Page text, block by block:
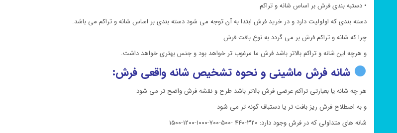
• دستبه بندی فرش بر اساس شانه و تراکم
دسته بندی که اولولیت دارد و در خرید فرش ابتدا به آن توجه می شود دسته بندی بر اساس شانه و تراکم می باشد.
چرا که شانه و تراکم فرش بر می گردد به نوع بافت فرش
و هرچه این شانه و تراکم بالاتر باشد فرش ما مرغوب تر خواهد بود و جنس بهتری خواهد داشت.
شانه فرش ماشینی و نحوه تشخیص شانه واقعی فرش:
هر چه شانه یا بعبارتی تراکم عرضی فرش بالاتر باشد طرح و نقشه فرش واضح تر می شود
و به اصطلاح فرش ریز بافت تر یا دستباف گونه تر می شود
شانه های متداولی که در فرش وجود دارد: ۳۲۰-۴۴۰ -۵۰۰-۷۰۰-۱۰۰۰-۱۲۰۰-۱۵۰۰